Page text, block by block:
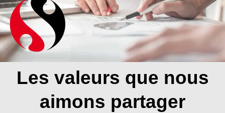
Les valeurs que nous
aimons partager